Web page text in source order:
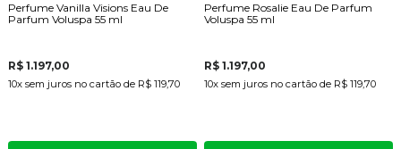
Perfume Vanilla Visions Eau De
Parfum Voluspa 55 ml
R$ 1.197,00
10x sem juros no cartãode R$ 119,70
Perfume Rosalie Eau De Parfum
Voluspa 55 ml
R$ 1.197,00
10x sem juros no cartão de R$ 119,70